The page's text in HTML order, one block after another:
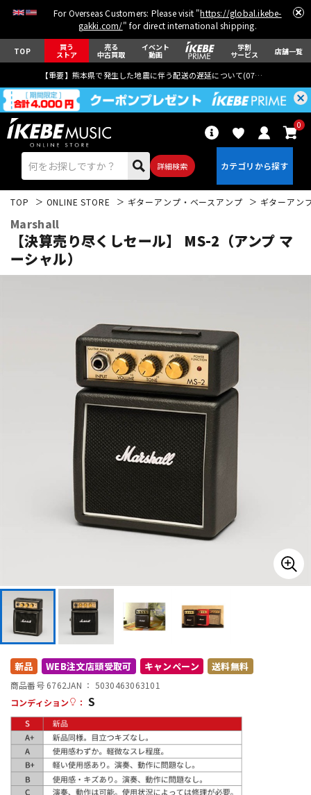
For Overseas Customers: Please visit "https://global.ikebe-
gakki.com/" for direct international shipping.
TOP 買う
ストア
売る
中古買取
イベント
動画
学割
サービス 店舗一覧
【重要】熊本県で発生した地震に伴う配送の遅延について(07月29日
詳細検索
0
ベース ウクレレ
ドラム パーカッション
キーボード 電子ピアノ
管楽器 その他楽器
エフェクター
DTM オンライン納品 レコーディング機器
配信/ライブ機器
中古 ヴィンテージ
TOP ONLINE STORE ギターアンプ・ベースアンプ ギターアン
Marshall
【決算売り尽くしセール】 MS-2（アンプ マ
ーシャル）
新品 WEB注文店頭受取可 キャンペーン 送料無料
商品番号 6762JAN ： 5030463063101
コンディション
： S